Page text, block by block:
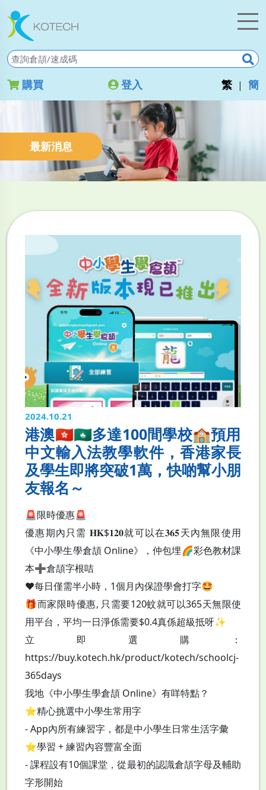
購買 登入 繁 | 簡
最新消息
2024.10.21
港澳🇭🇰🇲🇴多達100間學校🏫預用
中文輸入法教學軟件，香港家長
及學生即將突破1萬，快啲幫小朋
友報名～
🚨限時優惠🚨
優惠期內只需 𝐇𝐊$𝟏𝟐𝟎就可以在𝟑𝟔𝟓天內無限使用
《中小學生學倉頡 Online》，仲包埋🌈彩色教材課
本➕倉頡字根咭
❤️每日僅需半小時，1個月內保證學會打字🤩
🎁而家限時優惠, 只需要120蚊就可以365天無限使
用平台，平均一日淨係需要$0.4真係超級抵呀✨
立即選購：
https://buy.kotech.hk/product/kotech/schoolcj-
365days
我地《中小學生學倉頡 Online》有咩特點？
⭐️精心挑選中小學生常用字
- App內所有練習字，都是中小學生日常生活字彙
⭐️學習 + 練習內容豐富全面
- 課程設有10個課堂，從最初的認識倉頡字母及輔助
字形開始